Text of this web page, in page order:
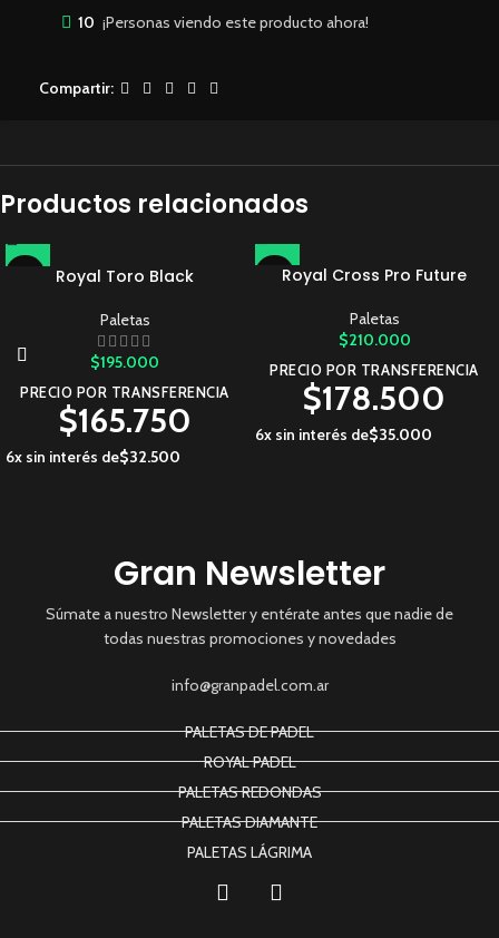
10 ¡Personas viendo este producto ahora!
Compartir:
Productos relacionados
Royal Toro Black
Paletas
$195.000
PRECIO POR TRANSFERENCIA
$165.750
6x sin interés de$32.500
Royal Cross Pro Future
Paletas
$210.000
PRECIO POR TRANSFERENCIA
$178.500
6x sin interés de$35.000
Gran Newsletter
Súmate a nuestro Newsletter y entérate antes que nadie de
todas nuestras promociones y novedades
info@granpadel.com.ar
PALETAS DE PADEL
ROYAL PADEL
PALETAS REDONDAS
PALETAS DIAMANTE
PALETAS LÁGRIMA